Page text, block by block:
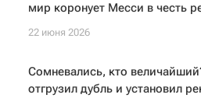
мир коронует Месси в честь
22 июня 2026
Сомневались, кто
отгрузил дубль и установил